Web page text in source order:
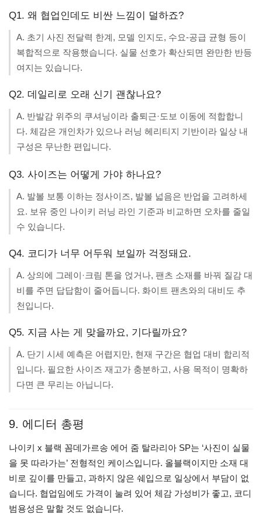
Q1. 왜 협업인데도 비싼 느낌이 덜하죠?
A. 초기 사진 전달력 한계, 모델 인지도, 수요-공급 균형 등이
복합적으로 작용했습니다. 실물 선호가 확산되면 완만한 반등
여지는 있습니다.
Q2. 데일리로 오래 신기 괜찮나요?
A. 반발감 위주의 쿠셔닝이라 출퇴근·도보 이동에 적합합니
다. 체감은 개인차가 있으나 러닝 헤리티지 기반이라 일상 내
구성은 무난한 편입니다.
Q3. 사이즈는 어떻게 가야 하나요?
A. 발볼 보통 이하는 정사이즈, 발볼 넓음은 반업을 고려하세
요. 보유 중인 나이키 러닝 라인 기준과 비교하면 오차를 줄일
수 있습니다.
Q4. 코디가 너무 어두워 보일까 걱정돼요.
A. 상의에 그레이·크림 톤을 얹거나, 팬츠 소재를 바꿔 질감 대
비를 주면 답답함이 줄어듭니다. 화이트 팬츠와의 대비도 추
천입니다.
Q5. 지금 사는 게 맞을까요, 기다릴까요?
A. 단기 시세 예측은 어렵지만, 현재 구간은 협업 대비 합리적
입니다. 필요한 사이즈 재고가 충분하고, 사용 목적이 명확하
다면 큰 무리는 아닙니다.
9. 에디터 총평
나이키 x 블랙 꼼데가르송 에어 줌 탈라리아 SP는 ‘사진이 실물
을 못 따라가는’ 전형적인 케이스입니다. 올블랙이지만 소재 대
비로 깊이를 만들고, 과하지 않은 쉐입으로 일상에서 부담이 없
습니다. 협업임에도 가격이 눌려 있어 체감 가성비가 좋고, 코디
범용성은 말할 것도 없습니다.